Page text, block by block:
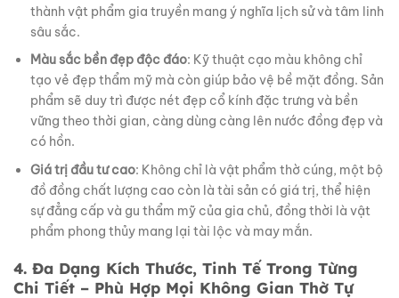
thành vật phẩm gia truyền mang ý nghĩa lịch sử và tâm linh
sâu sắc.
Màu sắc bền đẹp độc đáo: Kỹ thuật cạo màu không chỉ
tạo vẻ đẹp thẩm mỹ mà còn giúp bảo vệ bề mặt đồng. Sản
phẩm sẽ duy trì được nét đẹp cổ kính đặc trưng và bền
vững theo thời gian, càng dùng càng lên nước đồng đẹp và
có hồn.
Giá trị đầu tư cao: Không chỉ là vật phẩm thờ cúng, một bộ
đồ đồng chất lượng cao còn là tài sản có giá trị, thể hiện
sự đẳng cấp và gu thẩm mỹ của gia chủ, đồng thời là vật
phẩm phong thủy mang lại tài lộc và may mắn.
4. Đa Dạng Kích Thước, Tinh Tế Trong Từng
Chi Tiết – Phù Hợp Mọi Không Gian Thờ Tự